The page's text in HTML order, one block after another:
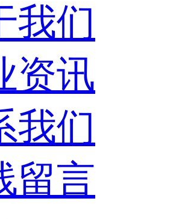
我们
资讯
我们
留言